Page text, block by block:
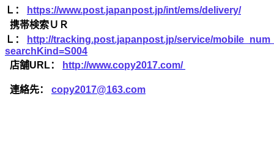
Ｌ：
https://www.post.japanpost.jp/int/ems/delivery/
携帯検索ＵＲ
Ｌ：
http://tracking.post.japanpost.jp/service/
searchKind=S004
店舗URL：
http://www.copy2017.com/
連絡先： copy2017@163.com